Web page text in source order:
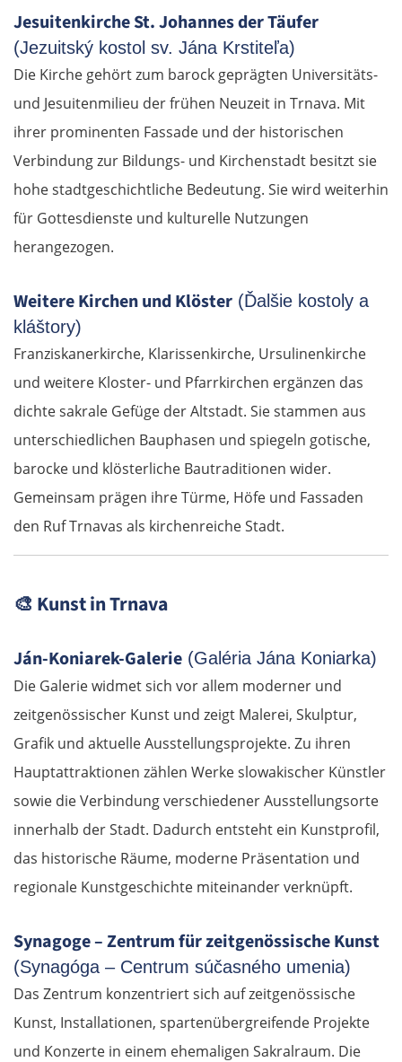
Jesuitenkirche St. Johannes der Täufer
(Jezuitský kostol sv. Jána Krstiteľa)
Die Kirche gehört zum barock geprägten Universitäts-
und Jesuitenmilieu der frühen Neuzeit in Trnava. Mit
ihrer prominenten Fassade und der historischen
Verbindung zur Bildungs- und Kirchenstadt besitzt sie
hohe stadtgeschichtliche Bedeutung. Sie wird weiterhin
für Gottesdienste und kulturelle Nutzungen
herangezogen.
Weitere Kirchen und Klöster (Ďalšie kostoly a
kláštory)
Franziskanerkirche, Klarissenkirche, Ursulinenkirche
und weitere Kloster- und Pfarrkirchen ergänzen das
dichte sakrale Gefüge der Altstadt. Sie stammen aus
unterschiedlichen Bauphasen und spiegeln gotische,
barocke und klösterliche Bautraditionen wider.
Gemeinsam prägen ihre Türme, Höfe und Fassaden
den Ruf Trnavas als kirchenreiche Stadt.
🎨 Kunst in Trnava
Ján-Koniarek-Galerie (Galéria Jána Koniarka)
Die Galerie widmet sich vor allem moderner und
zeitgenössischer Kunst und zeigt Malerei, Skulptur,
Grafik und aktuelle Ausstellungsprojekte. Zu ihren
Hauptattraktionen zählen Werke slowakischer Künstler
sowie die Verbindung verschiedener Ausstellungsorte
innerhalb der Stadt. Dadurch entsteht ein Kunstprofil,
das historische Räume, moderne Präsentation und
regionale Kunstgeschichte miteinander verknüpft.
Synagoge – Zentrum für zeitgenössische Kunst
(Synagóga – Centrum súčasného umenia)
Das Zentrum konzentriert sich auf zeitgenössische
Kunst, Installationen, spartenübergreifende Projekte
und Konzerte in einem ehemaligen Sakralraum. Die